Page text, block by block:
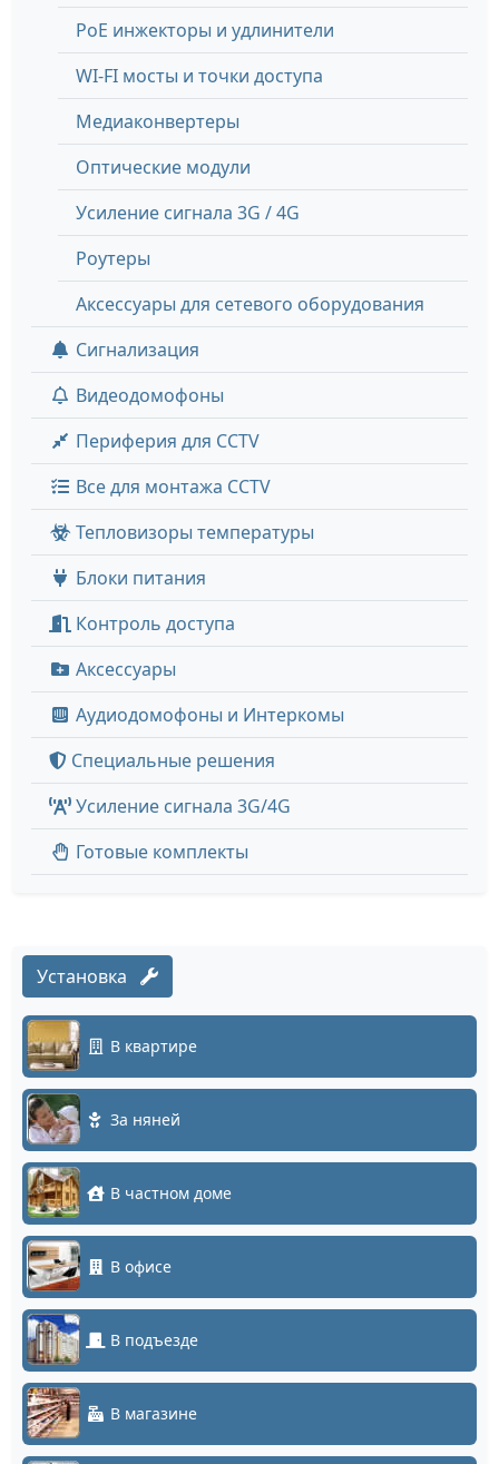
PoE инжекторы и удлинители
WI-FI мосты и точки доступа
Медиаконвертеры
Оптические модули
Усиление сигнала 3G / 4G
Роутеры
Аксессуары для сетевого оборудования
Сигнализация
Видеодомофоны
Периферия для CCTV
Все для монтажа CCTV
Тепловизоры температуры
Блоки питания
Контроль доступа
Аксессуары
Аудиодомофоны и Интеркомы
Специальные решения
Усиление сигнала 3G/4G
Готовые комплекты
Установка
В квартире
За няней
В частном доме
В офисе
В подъезде
В магазине